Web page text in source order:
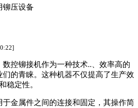
铆压设备
控铆接机作为一种技术..、效率高的
的青睐。这种机器不仅提高了生产效
稳定性。
于金属件之间的连接和固定，其操作简